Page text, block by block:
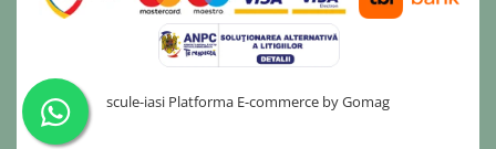
scule-iasi Platforma E-commerce by Gomag